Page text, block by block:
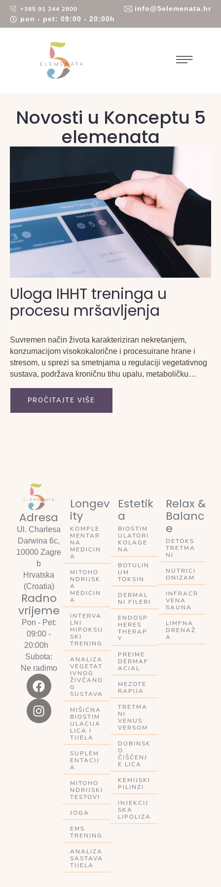
+385 91 244 2800
info@5elemenata.hr
pon - pet: 09:00 - 20:00h
Novosti u Konceptu 5
elemenata
Uloga IHHT treninga u
procesu mršavljenja
Suvremen način života karakteriziran nekretanjem,
konzumacijom visokokalorične i procesuirane hrane i
stresom, u sprezi sa smetnjama u regulaciji vegetativnog
sustava, podržava kroničnu tihu upalu, metaboličku
procesi dovode do disregulacije u cijelokupnom
PROČITAJTE VIŠE
Adresa
Ul. Charlesa
Darwina 6c,
10000 Zagre
b
Hrvatska
(Croatia)
Radno
vrijeme
Pon - Pet:
09:00 -
20:00h
Subota:
Ne radimo
Longev
ity
KOMPLE
MENTAR
NA
MEDICIN
A
MITOHO
NDRIJSK
A
MEDICIN
A
INTERVA
LNI
HIPOKSIJ
SKI
TRENING
ANALIZA
VEGETAT
IVNOG
ŽIVČANO
G
SUSTAVA
MIŠIĆNA
BIOSTIM
ULACIJA
LICA I
TIJELA
SUPLEM
ENTACIJ
A
MITOHO
NDRIJSKI
TESTOVI
JOGA
EMS
TRENING
ANALIZA
SASTAVA
TIJELA
Estetik
a
BIOSTIM
ULATORI
KOLAGE
NA
BOTULIN
UM
TOKSIN
DERMAL
NI FILERI
ENDOSP
HERES
THERAP
Y
PREIME
DERMAF
ACIAL
MEZOTE
RAPIJA
TRETMA
NI
VENUS
VERSOM
DUBINSK
O
ČIŠĆENJ
E LICA
KEMIJSKI
PILINZI
INJEKCIJ
SKA
LIPOLIZA
Relax &
Balanc
e
DETOKS
TRETMA
NI
NUTRICI
ONIZAM
INFRACR
VENA
SAUNA
LIMFNA
DRENAŽ
A